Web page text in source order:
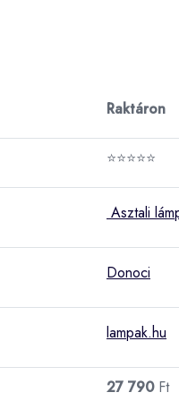
Raktáron
⭐⭐⭐⭐⭐
Asztali
Donoci
lampak.hu
27 790Ft